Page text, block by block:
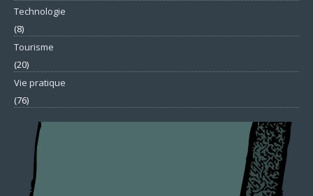
Technologie
(8)
Tourisme
(20)
Vie pratique
(76)